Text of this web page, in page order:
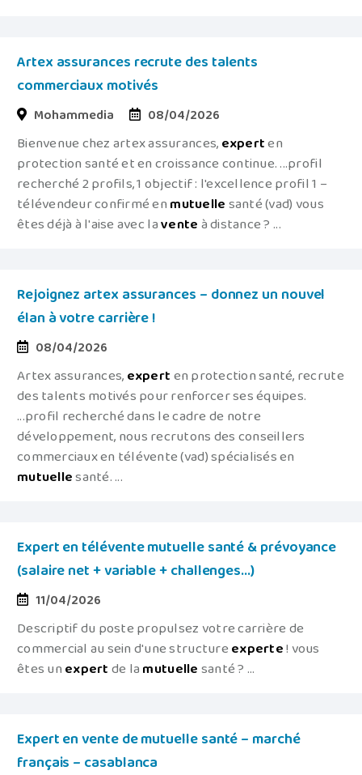
Artex assurances recrute des talents
commerciaux motivés
Mohammedia 08/04/2026
Bienvenue chez artex assurances,experten
protection santé et en croissance continue. ...profil
recherché 2 profils, 1 objectif : l'excellence profil 1 –
télévendeur confirmé enmutuellesanté (vad) vous
êtes déjà à l'aise avec laventeà distance ? ...
Rejoignez artex assurances – donnez un nouvel
élan à votre carrière !
08/04/2026
Artex assurances,experten protection santé, recrute
des talents motivés pour renforcer ses équipes.
...profil recherché dans le cadre de notre
développement, nous recrutons des conseillers
commerciaux en télévente (vad) spécialisés en
mutuellesanté. ...
Expert en télévente mutuelle santé & prévoyance
(salaire net + variable + challenges...)
11/04/2026
Descriptif du poste propulsez votre carrière de
commercial au sein d'une structureexperte! vous
êtes unexpertde lamutuellesanté ? ...
Expert en vente de mutuelle santé – marché
français – casablanca